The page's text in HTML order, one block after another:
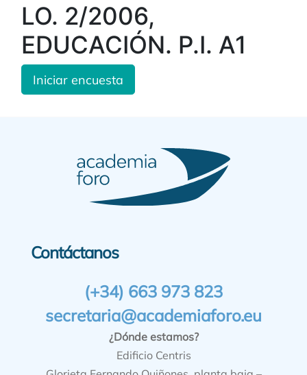
LO. 2/2006,
EDUCACIÓN. P.I. A1
Iniciar encuesta
Contáctanos
(+34) 663 973 823
secretaria@academiaforo.eu
¿Dónde estamos?
Edificio Centris